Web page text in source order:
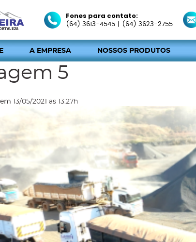
Fones para contato:
(64) 3613-4545 (64) 3623-2755
A EMPRESA NOSSOS PRODUTOS
5
13/05/2021 as 13:27h